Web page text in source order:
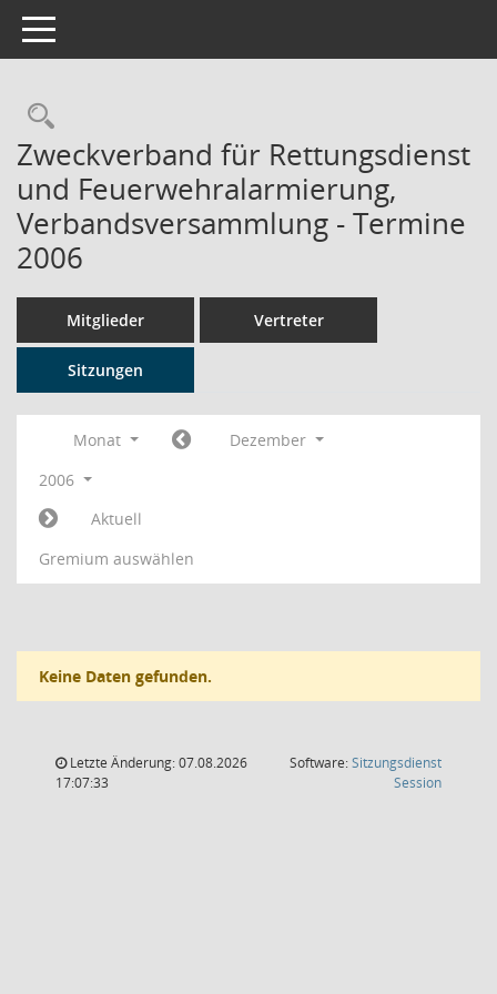
Toggle navigation
Rechercheauswahl
Zweckverband für Rettungsdienst
und Feuerwehralarmierung,
Verbandsversammlung - Termine
2006
Mitglieder Vertreter
Sitzungen
Monat
Dezember
2006
Aktuell
Gremium auswählen
Keine Daten gefunden.
Letzte Änderung: 07.08.2026
17:07:33
Software:Sitzungsdienst
Session(Wird in